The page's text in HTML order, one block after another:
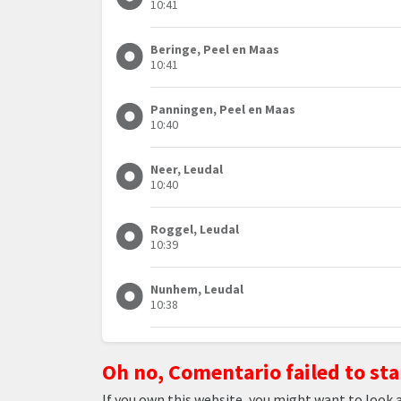
10:41
Beringe, Peel en Maas
10:41
Panningen, Peel en Maas
10:40
Neer, Leudal
10:40
Roggel, Leudal
10:39
Nunhem, Leudal
10:38
Oh no, Comentario failed to